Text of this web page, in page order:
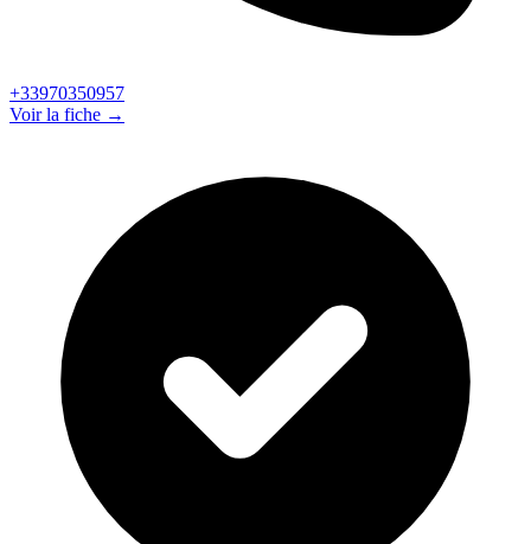
+33970350957
Voir la fiche →